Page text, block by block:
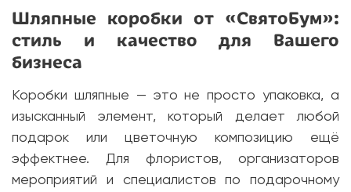
Шляпные коробки от «СвятоБум»:
стиль и качество для Вашего
бизнеса
Коробки шляпные — это не просто упаковка, а
изысканный элемент, который делает любой
подарок или цветочную композицию ещё
эффектнее. Для флористов, организаторов
мероприятий и специалистов по подарочному